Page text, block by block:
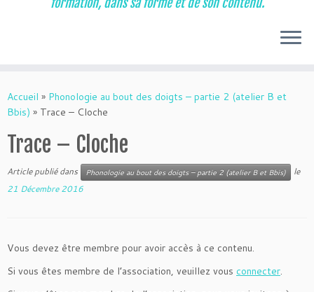
au
contenu
Accueil » Phonologie au bout des doigts – partie 2 (atelier B et
Bbis) » Trace – Cloche
Trace – Cloche
Article publié dans Phonologie au bout des doigts – partie 2 (atelier B et Bbis)
le
21 Décembre 2016
Vous devez être membre pour avoir accès à ce contenu.
Si vous êtes membre de l’association, veuillez vous connecter.